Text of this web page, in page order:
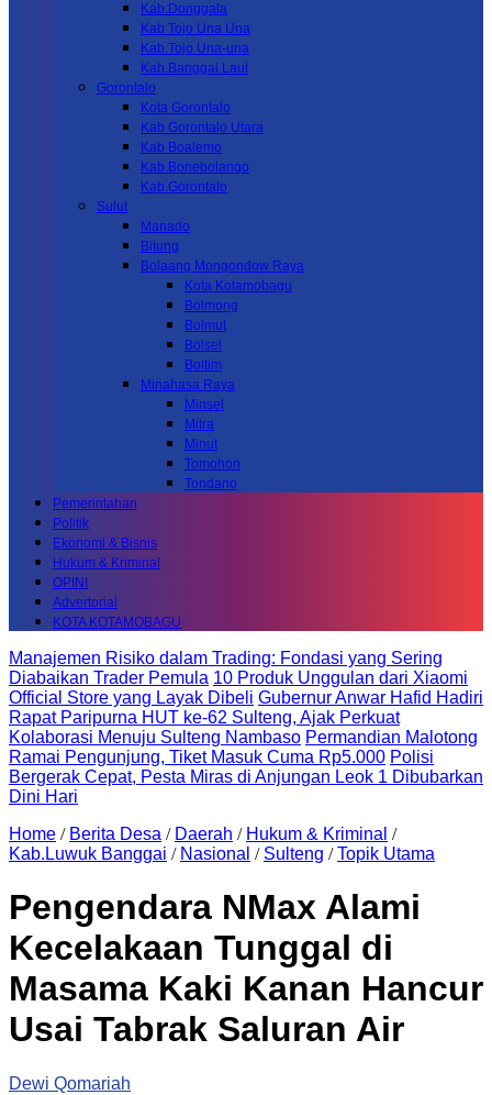
Kab.Donggala
Kab Tojo Una Una
Kab.Tojo Una-una
Kab.Banggai Laut
Gorontalo
Kota Gorontalo
Kab Gorontalo Utara
Kab Boalemo
Kab.Bonebolango
Kab.Gorontalo
Sulut
Manado
Bitung
Bolaang Mongondow Raya
Kota Kotamobagu
Bolmong
Bolmut
Bolsel
Boltim
Minahasa Raya
Minsel
Mitra
Minut
Tomohon
Tondano
Pemerintahan
Politik
Ekonomi & Bisnis
Hukum & Kriminal
OPINI
Advertorial
KOTA KOTAMOBAGU
Manajemen Risiko dalam Trading: Fondasi yang Sering
Diabaikan Trader Pemula 10 Produk Unggulan dari Xiaomi
Official Store yang Layak Dibeli Gubernur Anwar Hafid Hadiri
Rapat Paripurna HUT ke-62 Sulteng, Ajak Perkuat
Kolaborasi Menuju Sulteng Nambaso Permandian Malotong
Ramai Pengunjung, Tiket Masuk Cuma Rp5.000 Polisi
Bergerak Cepat, Pesta Miras di Anjungan Leok 1 Dibubarkan
Dini Hari
Home / Berita Desa / Daerah / Hukum & Kriminal /
Kab.Luwuk Banggai / Nasional / Sulteng /Topik Utama
Pengendara NMax Alami
Kecelakaan Tunggal di
Masama Kaki Kanan Hancur
Usai Tabrak Saluran Air
Dewi Qomariah